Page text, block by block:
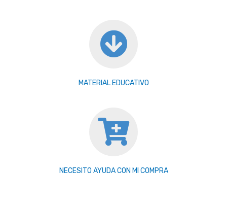
MATERIAL EDUCATIVO
NECESITO AYUDA CON MI COMPRA